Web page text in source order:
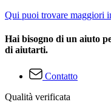
Qui puoi trovare maggiori
Hai bisogno di un aiuto
di aiutarti.
Contatto
Qualità verificata